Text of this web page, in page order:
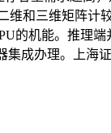
和三维矩阵计
的机能。推理
成办理。上